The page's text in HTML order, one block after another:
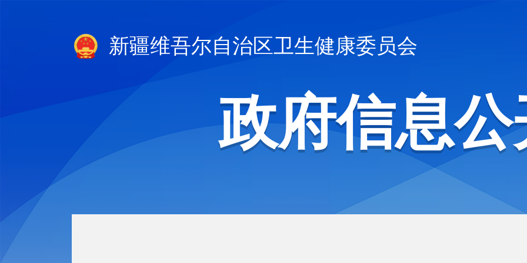
新疆维吾尔自治区卫生健康委员会
政府信息公